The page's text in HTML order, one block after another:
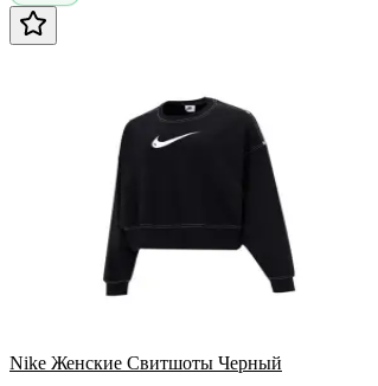
Nike Женские Свитшоты Черный